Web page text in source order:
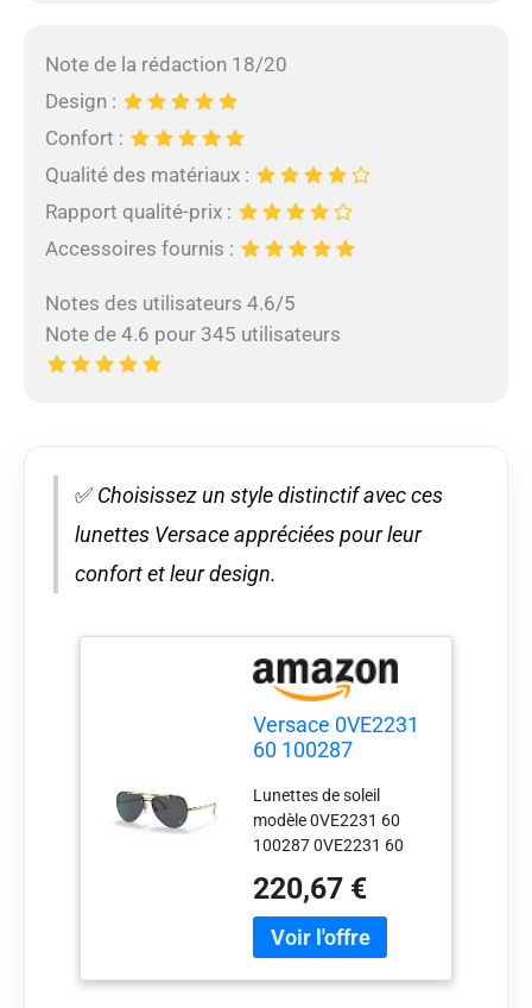
Note de la rédaction 18/20
Design :
Confort :
Qualité des matériaux :
Rapport qualité-prix :
Accessoires fournis :
Notes des utilisateurs 4.6/5
Note de 4.6 pour 345 utilisateurs
✅ Choisissez un style distinctif avec ces
lunettes Versace appréciées pour leur
confort et leur design.
Versace 0VE2231
60 100287
Unisexe Adulte
Multicolore Taille
unique
Lunettes de soleil
modèle 0VE2231 60
100287 0VE2231 60
Versace Versace. Les
produits de cette
marque sont fabriqués
220,67 €